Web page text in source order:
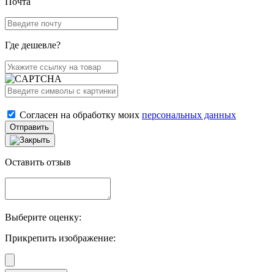
Где дешевле?
Согласен на обработку моих персональных данных
Отправить
Оставить отзыв
Выберите оценку:
Прикрепить изображение: